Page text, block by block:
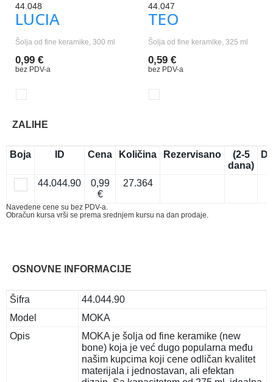
44.048
LUCIA
Šolja od fine keramike, 300 ml
0,99 €
bez PDV-a
44.047
TEO
Šolja od fine keramike, 325 ml
0,59 €
bez PDV-a
ZALIHE
Boja ID Cena Količina Rezervisano
(2-5
dana)
44.044.90
0,99
€
27.364
Navedene cene su bez PDV-a.
Obračun kursa vrši se prema srednjem kursu na dan prodaje.
OSNOVNE INFORMACIJE
Šifra
44.044.90
Model
MOKA
Opis
MOKA je šolja od fine keramike (new
bone) koja je već dugo popularna među
našim kupcima koji cene odličan kvalitet
materijala i jednostavan, ali efektan